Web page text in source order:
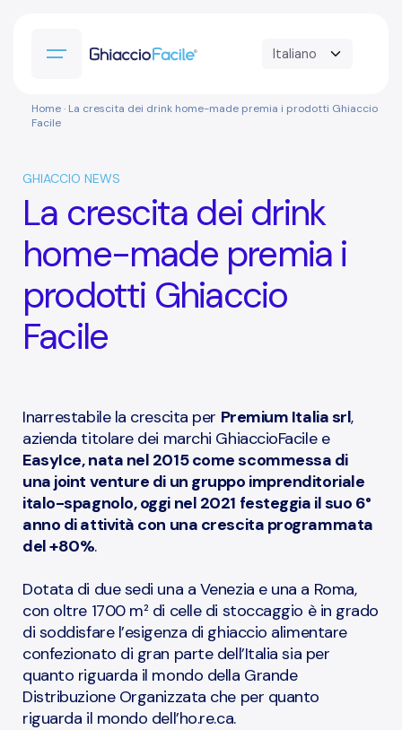
Home· La crescita dei drink home-made premia i prodotti Ghiaccio
Facile
GHIACCIO NEWS
La crescita dei drink
home-made premia i
prodotti Ghiaccio
Facile
Inarrestabile la crescita per Premium Italia srl,
azienda titolare dei marchi GhiaccioFacile e
EasyIce, nata nel 2015 come scommessa di
una joint venture di un gruppo imprenditoriale
italo-spagnolo, oggi nel 2021 festeggia il suo 6°
anno di attività con una crescita programmata
del +80%.
Dotata di due sedi una a Venezia e una a Roma,
con oltre 1700 m² di celle di stoccaggio è in grado
di soddisfare l’esigenza di ghiaccio alimentare
confezionato di gran parte dell’Italia sia per
quanto riguarda il mondo della Grande
Distribuzione Organizzata che per quanto
riguarda il mondo dell’ho.re.ca.